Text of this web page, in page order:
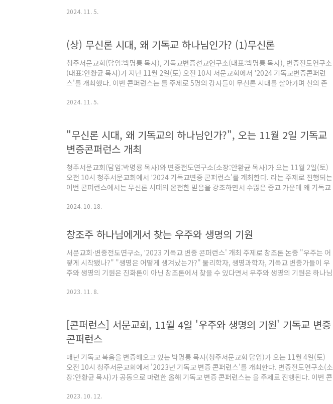
하는지에 대해 변증했다. 이날 강사들의 발표 내용 중 일부를 정리했다. (편집자 주) 인간 붓
주의 그리고 사후세계에 대한 믿음 등을 지닌 초월적인 세계관으로,..
2024. 11. 5.
(상) 무신론 시대, 왜 기독교 하나님인가? (1)무신론
청주서문교회(담임:박명룡 목사), 기독교변증선교연구소(대표:박명룡 목사), 변증전도연구소
(대표:안환균 목사)가 지난 11월 2일(토) 오전 10시 서문교회에서 '2024 기독교변증콘퍼런
스'를 개최했다. 이번 콘퍼런스는 를 주제로 5명의 강사들이 무신론 시대를 살아가며 신의 존
하는지에 대해 변증했다. 이날 강사들의 발표 내용 중 일부를 정리했다. (편집자 주) 무신론
보가 없거나 부족해서가 아니다. 너무 바쁘거나 무관심한 탓이..
2024. 11. 5.
"무신론 시대, 왜 기독교의 하나님인가?", 오는 11월 2일 기독교
변증콘퍼런스 개최
청주서문교회(담임:박명룡 목사)와 변증전도연구소(소장:안환균 목사)가 오는 11월 2일(토)
오전 10시 청주서문교회에서 '2024 기독교변증 콘퍼런스'를 개최한다. 라는 주제로 진행되는
이번 콘퍼런스에서는 무신론 시대의 온전한 믿음을 강조하면서 수많은 종교 가운데 왜 기독교
다. 지난 2012년부터 매년마다 열리고 있는 기독교변증 콘퍼런스는 올해로 13회째를 맞이했
등 다양한 세계관을 갖고 살아가는 현대인들에게 기독교를 변증하고, 예수 그리스도의 복음을
전하는 방법을 배우고 있다. 올해는 신국원 박사(총신대 교수)를 비롯해 정성민..
2024. 10. 18.
창조주 하나님에게서 찾는 우주와 생명의 기원
서문교회·변증전도연구소, '2023 기독교 변증 콘퍼런스' 개최 주제로 창조론 논증 "우주는 어
떻게 시작됐나?" "생명은 어떻게 생겨났는가?" 물리학자, 생명과학자, 기독교 변증가들이 우
주와 생명의 기원은 진화론이 아닌 창조론에서 찾을 수 있다면서 우주와 생명의 기원은 하나님
증전도연구소(소장:안환균 목사)가 지난 11월 4일(토) 오전 11시 서문교회에서 을 주제로
사로 나서 우주와 생명의 기원에 대해 집중 강의했다. 물리학자가 본 우주..
2023. 11. 8.
[콘퍼런스] 서문교회, 11월 4일 '우주와 생명의 기원' 기독교 변증
콘퍼런스
매년 기독교 복음을 변증해오고 있는 박명룡 목사(청주서문교회 담임)가 오는 11월 4일(토)
오전 10시 청주서문교회에서 '2023년 기독교 변증 콘퍼런스'를 개최한다. 변증전도연구소(소
장:안환균 목사)가 공동으로 마련한 올해 기독교 변증 콘퍼런스는 을 주제로 진행된다. 이번 콘
로 참여신청할 경우에도 강의안이 제공된다. (홈페이지 접수: http://www.seomoon.kr)
2023. 10. 12.